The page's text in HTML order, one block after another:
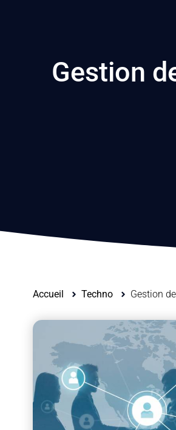
Gestion
Accueil Techno Gestion